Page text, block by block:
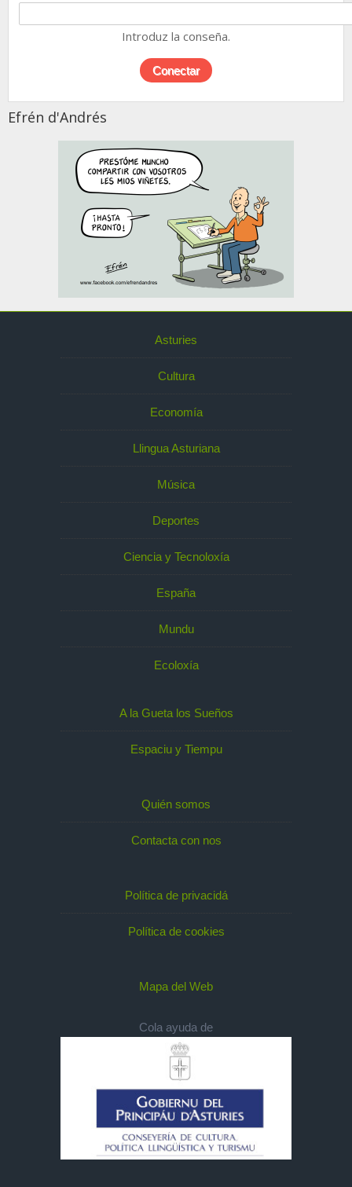
Introduz la conseña.
Efrén d'Andrés
Asturies
Cultura
Economía
Llingua Asturiana
Música
Deportes
Ciencia y Tecnoloxía
España
Mundu
Ecoloxía
A la Gueta los Sueños
Espaciu y Tiempu
Quién somos
Contacta con nos
Política de privacidá
Política de cookies
Mapa del Web
Cola ayuda de